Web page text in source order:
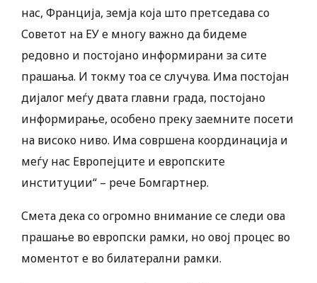
нас, Франција, земја која што претседава со
Советот на ЕУ е многу важно да бидеме
редовно и постојано информирани за сите
прашања. И токму тоа се случува. Има постојан
дијалог меѓу двата главни града, постојано
информирање, особено преку заемните посети
на високо ниво. Има совршена координација и
меѓу нас Европејците и европските
институции“ – рече Бомгартнер.
Смета дека со огромно внимание се следи ова
прашање во европски рамки, но овој процес во
моментот е во билатерални рамки.